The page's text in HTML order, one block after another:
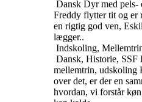
Dansk Dyr med pels-
Freddy flytter tit og er
en rigtig god ven,
lægger..
Indskoling,
Dansk, Historie, SSF
mellemtrin, udskoling
over det, er der en
hvordan, vi forstår